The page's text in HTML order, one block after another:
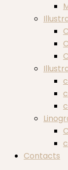
Contacts